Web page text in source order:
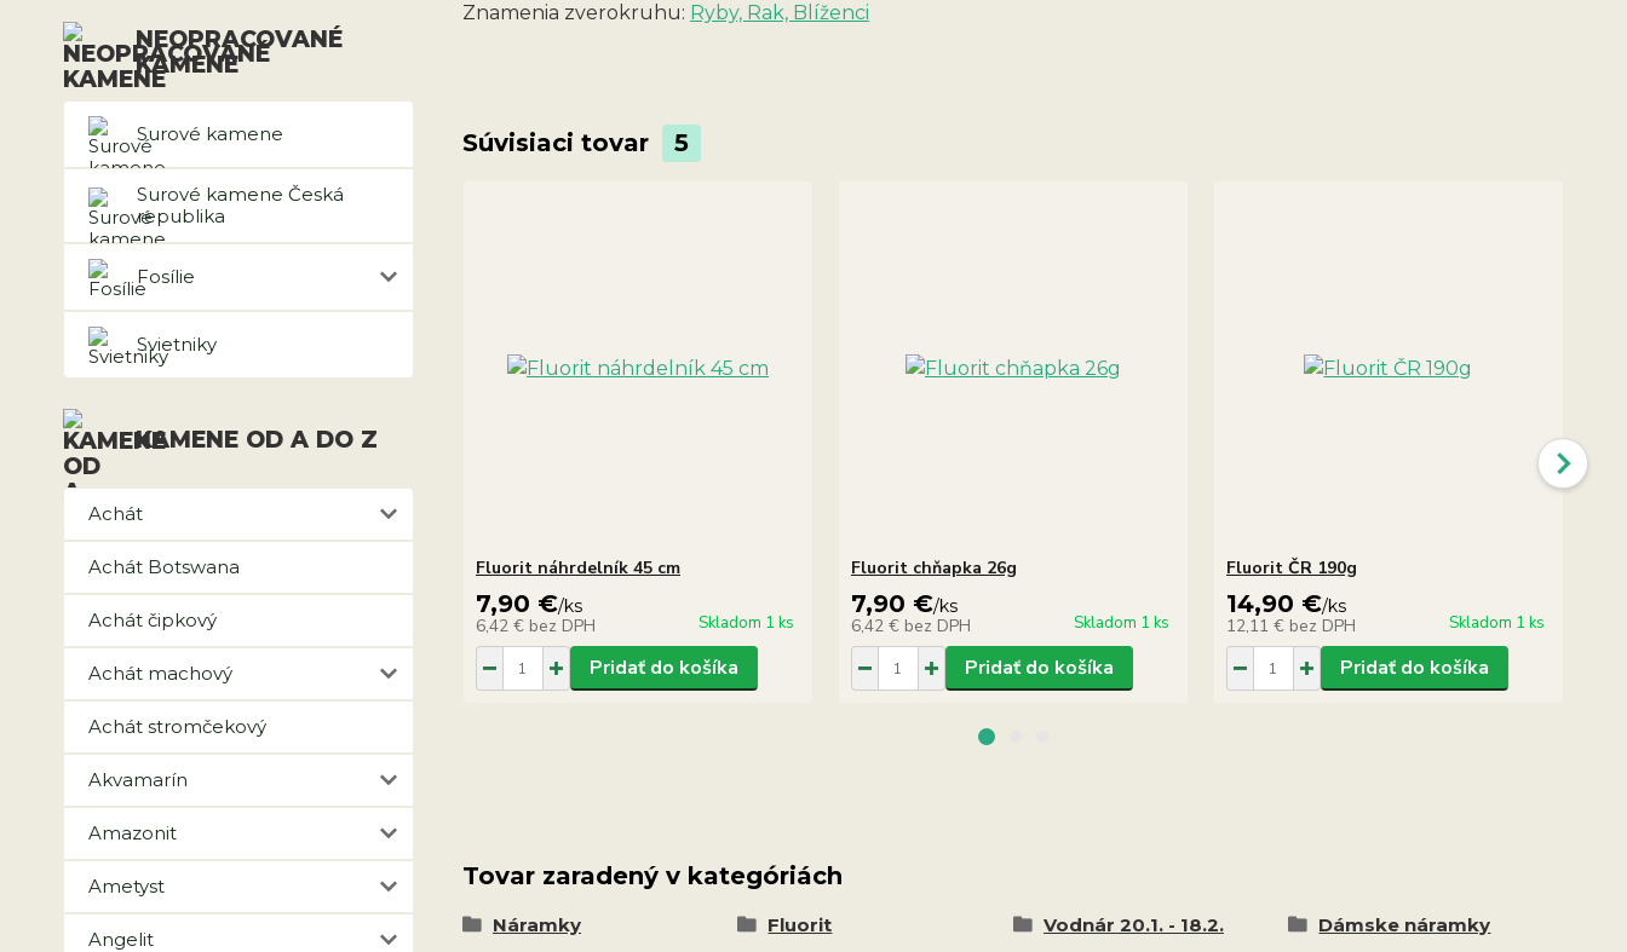
NEOPRACOVANÉ
KAMENE
Surové kamene
Surové kamene Česká
republika
Fosílie
Svietniky
KAMENE OD A DO Z
Achát
Achát Botswana
Achát čipkový
Achát machový
Achát stromčekový
Akvamarín
Amazonit
Ametyst
Angelit
Znamenia zverokruhu: Ryby, Rak, Blíženci
Súvisiaci tovar 5
Fluorit náhrdelník 45 cm
7,90 €/ks
6,42 € bez DPH Skladom 1 ks
Pridať do košíka
Fluorit chňapka 26g
7,90 €/ks
6,42 € bez DPH Skladom 1 ks
Pridať do košíka
Fluorit ČR 190g
14,90 €/ks
12,11 € bez DPH Skladom 1 ks
Pridať do košíka
Tovar zaradený v kategóriách
Náramky Fluorit Vodnár 20.1. - 18.2.
Dámske náramky